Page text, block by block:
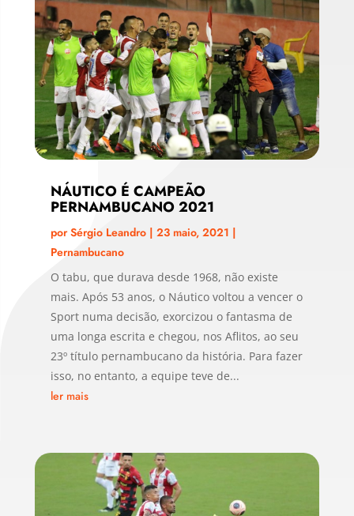
NÁUTICO É CAMPEÃO
PERNAMBUCANO 2021
porSérgio Leandro| 23 maio, 2021 |
Pernambucano
O tabu, que durava desde 1968, não existe
mais. Após 53 anos, o Náutico voltou a vencer o
Sport numa decisão, exorcizou o fantasma de
uma longa escrita e chegou, nos Aflitos, ao seu
23º título pernambucano da história. Para fazer
isso, no entanto, a equipe teve de...
ler mais